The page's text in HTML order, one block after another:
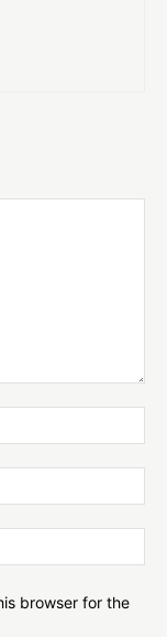
browser for the